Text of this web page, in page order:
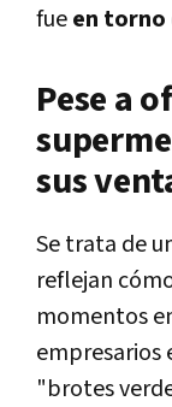
fueen torno
Pese a
sus
Se trata de
reflejan
momentos
empresarios
"brotes